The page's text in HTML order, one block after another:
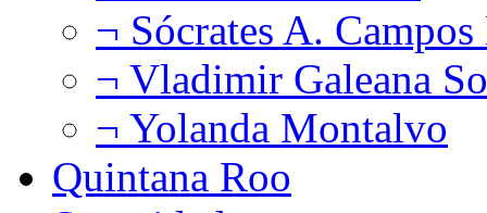
¬ Sócrates A.
¬ Vladimir Galeana
¬ Yolanda Montalvo
Quintana Roo